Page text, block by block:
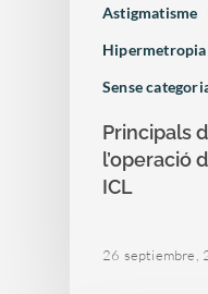
Astigmatisme
Hipermetropia
Sense
Principals
l’operació
ICL
26 septiembre,